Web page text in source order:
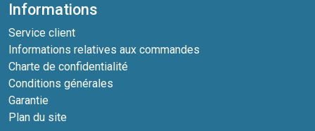
Informations
Service client
Informations relatives aux commandes
Charte de confidentialité
Conditions générales
Garantie
Plan du site